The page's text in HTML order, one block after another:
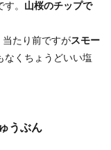
。 山桜のチップで
たり前ですがスモー
なくちょうどいい塩
うぶん